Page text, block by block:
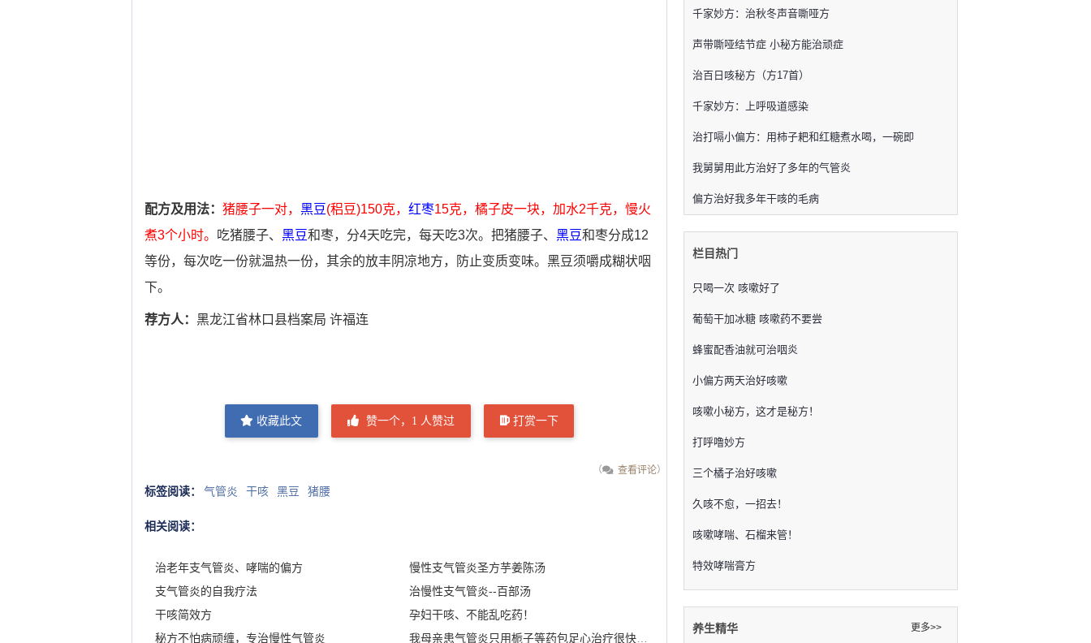
配方及用法： 猪腰子一对， 黑豆(稆豆)150克， 红枣15克，橘子皮一块，加水2千克，慢火
煮3个小时。
吃猪腰子、 黑豆和枣，分4天吃完，每天吃3次。把猪腰子、 黑豆和枣分成12
等份，每次吃一份就温热一份，其余的放丰阴凉地方，防止变质变味。黑豆须嚼成糊状咽
下。
荐方人： 黑龙江省林口县档案局 许福连
收藏此文 赞一个， 1 人赞过 打赏一下
（ 查看评论）
标签阅读： 气管炎 干咳 黑豆 猪腰
相关阅读：
治老年支气管炎、哮喘的偏方
慢性支气管炎圣方芋姜陈汤
支气管炎的自我疗法
治慢性支气管炎--百部汤
干咳简效方
孕妇干咳、不能乱吃药！
秘方不怕病顽缠，专治慢性气管炎
千家妙方：治秋冬声音嘶哑方
声带嘶哑结节症 小秘方能治顽症
治百日咳秘方（方17首）
千家妙方：上呼吸道感染
治打嗝小偏方：用柿子耙和红糖煮水喝，一碗即
我舅舅用此方治好了多年的气管炎
偏方治好我多年干咳的毛病
栏目热门
只喝一次 咳嗽好了
葡萄干加冰糖 咳嗽药不要尝
蜂蜜配香油就可治咽炎
小偏方两天治好咳嗽
咳嗽小秘方，这才是秘方！
打呼噜妙方
三个橘子治好咳嗽
久咳不愈，一招去！
咳嗽哮喘、石榴来管！
特效哮喘膏方
养生精华 更多>>